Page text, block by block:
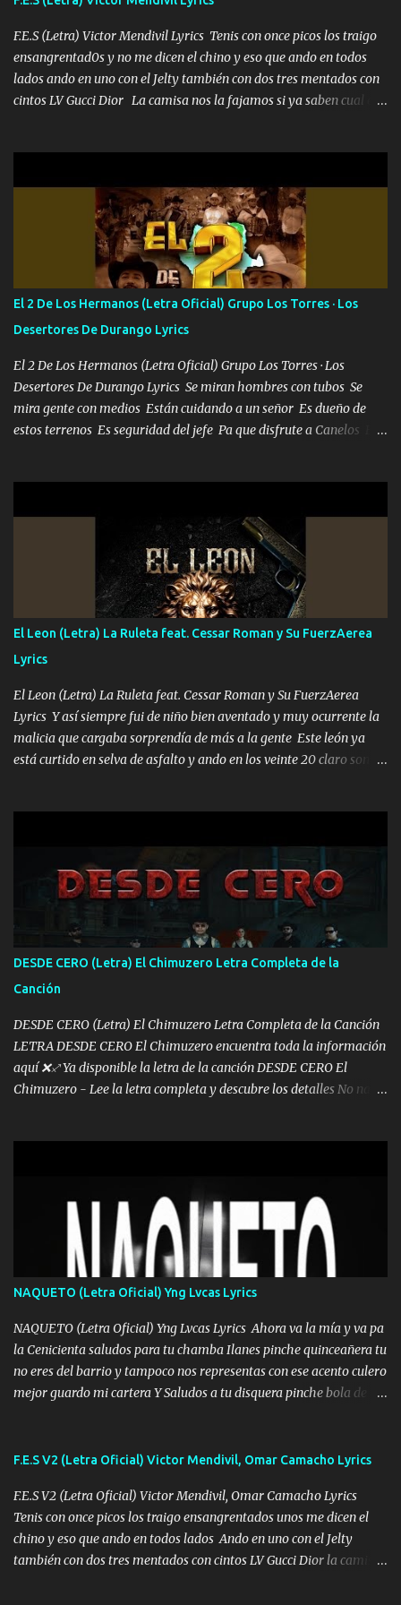
malcriado un malandrón Que Les importa no saben nada falsas
las risas las que me miran hay gente corriente no quieren ve...
F.E.S (Letra) Victor Mendivil Lyrics Tenis con once picos los traigo
ensangrentad0s y no me dicen el chino y eso que ando en todos
lados ando en uno con el Jelty también con dos tres mentados con
cintos LV Gucci Dior La camisa nos la fajamos si ya saben cual es
estándares 110 mil records de pistas no me falta mucho para
verme en las revistas Ya pasé Italia Japón Madrid Milán y también
Francia ropa de 100.000 bolas Louis vuitton es mi fragancia
repleta de presidentes la bolsa estoy en mi pic si no se han dado
cuenta chequeen gráficas del kitch
El 2 De Los Hermanos (Letra Oficial) Grupo Los Torres · Los
Desertores De Durango Lyrics
El 2 De Los Hermanos (Letra Oficial) Grupo Los Torres · Los
Desertores De Durango Lyrics Se miran hombres con tubos Se
mira gente con medios Están cuidando a un señor Es dueño de
estos terrenos Es seguridad del jefe Pa que disfrute a Canelos Es
ni tampoco las mujeres porque es platica de grandes por eso hay
que estar alegres doy las instrucciones para atender los deberes
Música Si es que salta algún problema de confianza tengo gente
ahí está el Hombre Cuarenta y también Pariente 7 arreglan
cualquier problema no más es cuestión que ordené NOS HACE
FALTA UN HERMANO DE CLAVE ERA EL 24 SIEMPRE FUE UN
HOMBRE VALIENTE POR ALGO M'URIÓ PELEAND0 SIEMPRE
VIO POR LA FAMILIA PARA QUE SIGA EL LEGADO Es el DOS de
los HERMANOS un cerebro inteligente y com...
El Leon (Letra) La Ruleta feat. Cessar Roman y Su FuerzAerea
Lyrics
El Leon (Letra) La Ruleta feat. Cessar Roman y Su FuerzAerea
Lyrics Y así siempre fui de niño bien aventado y muy ocurrente la
malicia que cargaba sorprendía de más a la gente Este león ya
está curtido en selva de asfalto y ando en los veinte 20 claro son
pa más pues hay charola les voy a dar hasta topar pues no hay de
otra Música Surcando bien mi camino voy por mi línea no veo a
los lados aquel que no corre vuela no se me duerm voy chicoteado
Ya pasé varias hazañas ya tienen rato que me agarran el colmillo
de este León los estatales no sé esperaron Al tiro esta la PrimiZa
también la nueve que cargo al lado doy la mano al que su amigo y
al traicionero damos pa abajo Y No me paran aquí hay pa más
pues hay charola les voy a dar hasta topar pues no hay de otra...
DESDE CERO (Letra) El Chimuzero Letra Completa de la
Canción
DESDE CERO (Letra) El Chimuzero Letra Completa de la Canción
LETRA DESDE CERO El Chimuzero encuentra toda la información
aquí ❌♐ Ya disponible la letra de la canción DESDE CERO El
Chimuzero - Lee la letra completa y descubre los detalles No nací
❌ www.elnorteduro.com ❌ Yo No limito los Sueños , si no existe
Uno pues Hallamos Modos , Si me caigo me Levanto, Aprendo Del
Error Y me sacudo El Lodo ❌ www.elnorteduro.com ❌ El Dinero
No me falta Pero Tampoco me Estorba , Por Eso Manejo Todo
Bien Regido Por mis Normas . Aquí no Se Sufre de Ego vengo Desde
Abajo y me costó subir Fue Con Trabajo Y Esfuerzo, Nada es
Regalado Me Super Invertir A Mí lado Una Princesa que A pesar de
Todo Siempre a estado ahí . Hecho pa...
NAQUETO (Letra Oficial) Yng Lvcas Lyrics
NAQUETO (Letra Oficial) Yng Lvcas Lyrics Ahora va la mía y va pa
la Cenicienta saludos para tu chamba Ilanes pinche quinceañera tu
no eres del barrio y tampoco nos representas con ese acento culero
mejor guardo mi cartera Y Saludos a tu disquera pinche bola de
amarrados y tu escondido entre el miedo Que el chacal mas caro
timbo tú tu ropa y tus joyas están iguales a ti todas nacas todas
chafas baratas como TAfi Y un trofeo para Jiménez por dejarse
embarazar aunque aquí huele algo raro y es que tu no estas jamas
Muestras en las redes que solo ella y nada más pero yo me se otras
F.E.S V2 (Letra Oficial) Victor Mendivil, Omar Camacho Lyrics
F.E.S V2 (Letra Oficial) Victor Mendivil, Omar Camacho Lyrics
Tenis con once picos los traigo ensangrentados unos me dicen el
chino y eso que ando en todos lados Ando en uno con el Jelty
también con dos tres mentados con cintos LV Gucci Dior la camisa